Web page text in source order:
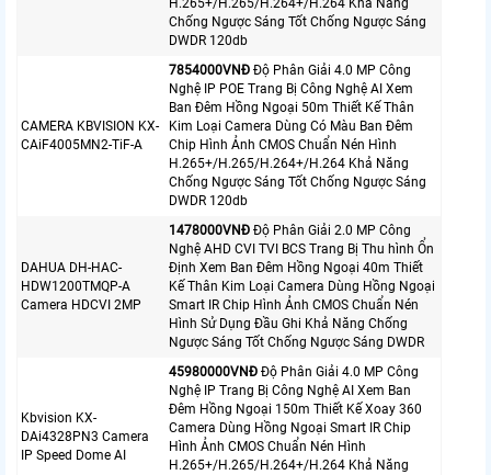
H.265+/H.265/H.264+/H.264 Khả Năng
Chống Ngược Sáng Tốt Chống Ngược Sáng
DWDR 120db
CAMERA KBVISION KX-
CAiF4005MN2-TiF-A
7854000VNÐ Độ Phân Giải 4.0 MP Công
Nghệ IP POE Trang Bị Công Nghệ AI Xem
Ban Đêm Hồng Ngoại 50m Thiết Kế Thân
Kim Loại Camera Dùng Có Màu Ban Đêm
Chip Hình Ảnh CMOS Chuẩn Nén Hình
H.265+/H.265/H.264+/H.264 Khả Năng
Chống Ngược Sáng Tốt Chống Ngược Sáng
DWDR 120db
DAHUA DH-HAC-
HDW1200TMQP-A
Camera HDCVI 2MP
1478000VNÐ Độ Phân Giải 2.0 MP Công
Nghệ AHD CVI TVI BCS Trang Bị Thu hình Ổn
Định Xem Ban Đêm Hồng Ngoại 40m Thiết
Kế Thân Kim Loại Camera Dùng Hồng Ngoại
Smart IR Chip Hình Ảnh CMOS Chuẩn Nén
Hình Sử Dụng Đầu Ghi Khả Năng Chống
Ngược Sáng Tốt Chống Ngược Sáng DWDR
Kbvision KX-
DAi4328PN3 Camera
IP Speed Dome AI
45980000VNÐ Độ Phân Giải 4.0 MP Công
Nghệ IP Trang Bị Công Nghệ AI Xem Ban
Đêm Hồng Ngoại 150m Thiết Kế Xoay 360
Camera Dùng Hồng Ngoại Smart IR Chip
Hình Ảnh CMOS Chuẩn Nén Hình
H.265+/H.265/H.264+/H.264 Khả Năng